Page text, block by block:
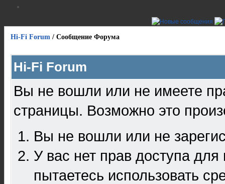
Hi-Fi Forum / Сообщение Форума
Hi-Fi Forum
Вы не вошли или не имеете
страницы. Возможно это
Вы не вошли или не
У вас нет прав доступа
пытаетесь использовать